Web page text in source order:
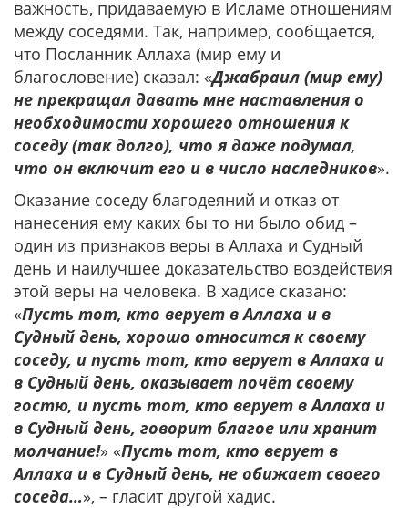
важность, придаваемую в Исламе отношениям
между соседями. Так, например, сообщается,
что Посланник Аллаха (мир ему и
благословение) сказал: «Джабраил (мир ему)
не прекращал давать мне наставления о
необходимости хорошего отношения к
соседу (так долго), что я даже подумал,
что он включит его и в число наследников».
Оказание соседу благодеяний и отказ от
нанесения ему каких бы то ни было обид –
один из признаков веры в Аллаха и Судный
день и наилучшее доказательство воздействия
этой веры на человека. В хадисе сказано:
«Пусть тот, кто верует в Аллаха и в
Судный день, хорошо относится к своему
соседу, и пусть тот, кто верует в Аллаха и
в Судный день, оказывает почёт своему
гостю, и пусть тот, кто верует в Аллаха и
в Судный день, говорит благое или хранит
молчание!» «Пусть тот, кто верует в
Аллаха и в Судный день, не обижает своего
соседа…», – гласит другой хадис.